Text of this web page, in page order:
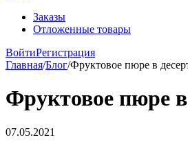
Заказы
Отложенные товары
ВойтиРегистрация
Главная/Блог/Фруктовое пюре в
Фруктовое пюре в
07.05.2021